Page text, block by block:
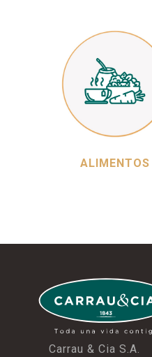
ALIMENTOS
Carrau & Cia S.A.